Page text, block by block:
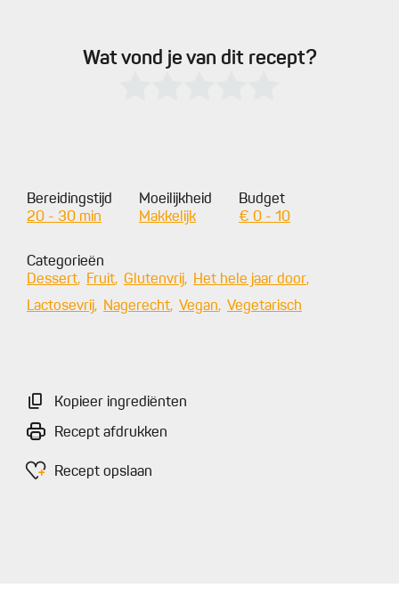
Wat vond je van dit recept?
Bereidingstijd
20 - 30 min
Moeilijkheid
Makkelijk
Budget
€ 0 - 10
Categorieën
Dessert
Fruit Glutenvrij
Het hele jaar door
Lactosevrij
Nagerecht Vegan Vegetarisch
Kopieer ingrediënten
Recept afdrukken
Recept opslaan